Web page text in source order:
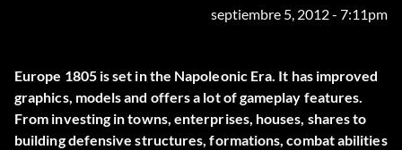
septiembre 5, 2012 - 7:11pm
Europe 1805 is set in the Napoleonic Era. It has improved
graphics, models and offers a lot of gameplay features.
From investing in towns, enterprises, houses, shares to
building defensive structures, formations, combat abilities